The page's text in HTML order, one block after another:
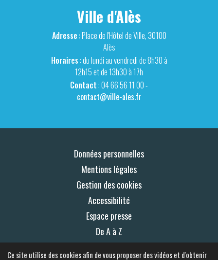
Ce site utilise des cookies afin de vous proposer des vidéos et d'obtenir
Ville d'Alès
Adresse: Place de l'Hôtel de Ville, 30100
Alès
Horaires: du lundi au vendredi de 8h30 à
12h15 et de 13h30 à 17h
Contact: 04 66 56 11 00 -
contact@ville-ales.fr
Données personnelles
Mentions légales
Gestion des cookies
Accessibilité
Espace presse
De A à Z